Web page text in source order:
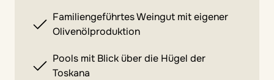
Familiengeführtes Weingut mit eigener
Olivenölproduktion
Pools mit Blick über die Hügel der
Toskana